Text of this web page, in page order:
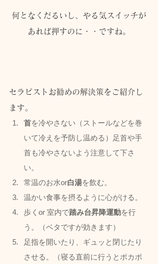
何となくだるいし、やる気スイッチが
あれば押すのに・・ですね。
セラピストお勧めの解決策をご紹介し
ます。
首を冷やさない（ストールなどを巻
いて冷えを予防し温める）足首や手
首も冷やさないよう注意して下さ
い。
常温のお水or白湯を飲む。
温かい食事を摂るように心がける。
歩くor 室内で踏み台昇降運動を行
う。（ベタですが効きます）
足指を開いたり、ギュッと閉じたり
させる。（寝る直前に行うとポカポ